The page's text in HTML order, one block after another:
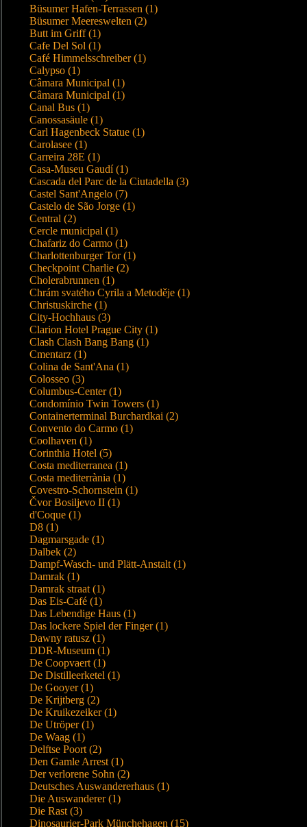
Büsumer Hafen-Terrassen (1)
Büsumer Meereswelten (2)
Butt im Griff (1)
Cafe Del Sol (1)
Café Himmelsschreiber (1)
Calypso (1)
Câmara Municipal (1)
Câmara Municipal (1)
Canal Bus (1)
Canossasäule (1)
Carl Hagenbeck Statue (1)
Carolasee (1)
Carreira 28E (1)
Casa-Museu Gaudí (1)
Cascada del Parc de la Ciutadella (3)
Castel Sant'Angelo (7)
Castelo de São Jorge (1)
Central (2)
Cercle municipal (1)
Chafariz do Carmo (1)
Charlottenburger Tor (1)
Checkpoint Charlie (2)
Cholerabrunnen (1)
Chrám svatého Cyrila a Metoděje (1)
Christuskirche (1)
City-Hochhaus (3)
Clarion Hotel Prague City (1)
Clash Clash Bang Bang (1)
Cmentarz (1)
Colina de Sant'Ana (1)
Colosseo (3)
Columbus-Center (1)
Condomínio Twin Towers (1)
Containerterminal Burchardkai (2)
Convento do Carmo (1)
Coolhaven (1)
Corinthia Hotel (5)
Costa mediterranea (1)
Costa mediterrània (1)
Covestro-Schornstein (1)
Čvor Bosiljevo II (1)
d'Coque (1)
D8 (1)
Dagmarsgade (1)
Dalbek (2)
Dampf-Wasch- und Plätt-Anstalt (1)
Damrak (1)
Damrak straat (1)
Das Eis-Café (1)
Das Lebendige Haus (1)
Das lockere Spiel der Finger (1)
Dawny ratusz (1)
DDR-Museum (1)
De Coopvaert (1)
De Distilleerketel (1)
De Gooyer (1)
De Krijtberg (2)
De Kruikezeiker (1)
De Utröper (1)
De Waag (1)
Delftse Poort (2)
Den Gamle Arrest (1)
Der verlorene Sohn (2)
Deutsches Auswandererhaus (1)
Die Auswanderer (1)
Die Rast (3)
Dinosaurier-Park Münchehagen (15)